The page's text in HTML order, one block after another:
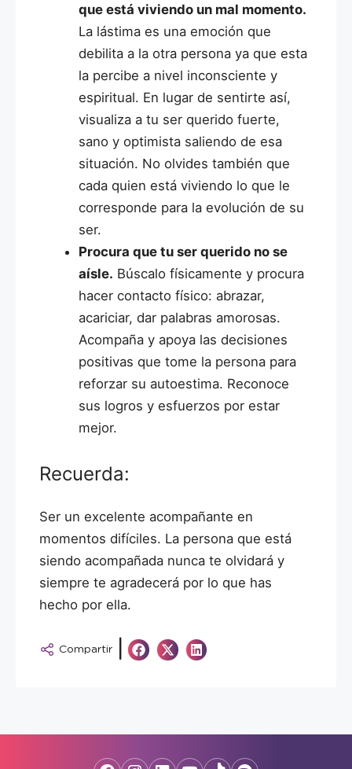
que está viviendo un mal momento.
La lástima es una emoción que
debilita a la otra persona ya que esta
la percibe a nivel inconsciente y
espiritual. En lugar de sentirte así,
visualiza a tu ser querido fuerte,
sano y optimista saliendo de esa
situación. No olvides también que
cada quien está viviendo lo que le
corresponde para la evolución de su
ser.
Procura que tu ser querido no se
aísle. Búscalo físicamente y procura
hacer contacto físico: abrazar,
acariciar, dar palabras amorosas.
Acompaña y apoya las decisiones
positivas que tome la persona para
reforzar su autoestima. Reconoce
sus logros y esfuerzos por estar
mejor.
Recuerda:
Ser un excelente acompañante en
momentos difíciles. La persona que está
siendo acompañada nunca te olvidará y
siempre te agradecerá por lo que has
hecho por ella.
Compartir